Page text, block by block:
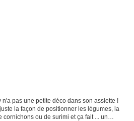
pas une petite déco dans son assiette !
la façon de positionner les légumes, la
ou de surimi et ça fait ... un